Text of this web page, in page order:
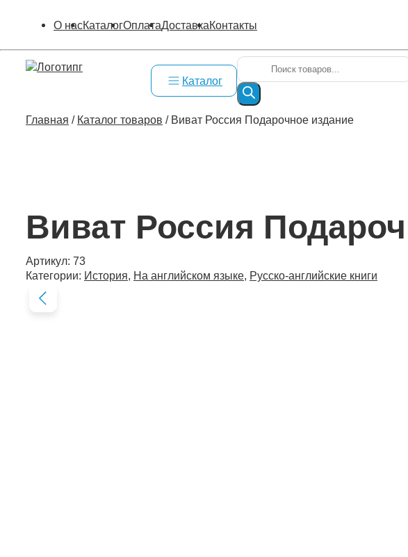
О насКаталогОплатаДоставкаКонтакты
Каталог
Поиск
товаров
Главная / Каталог товаров / Виват Россия Подарочное издание
Виват Россия
Артикул: 73
Категории: История, На английском языке, Русско-английские книги